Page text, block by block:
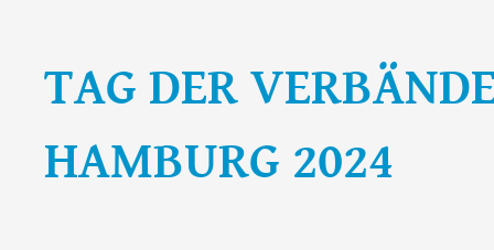
TAG DER
HAMBURG 2024